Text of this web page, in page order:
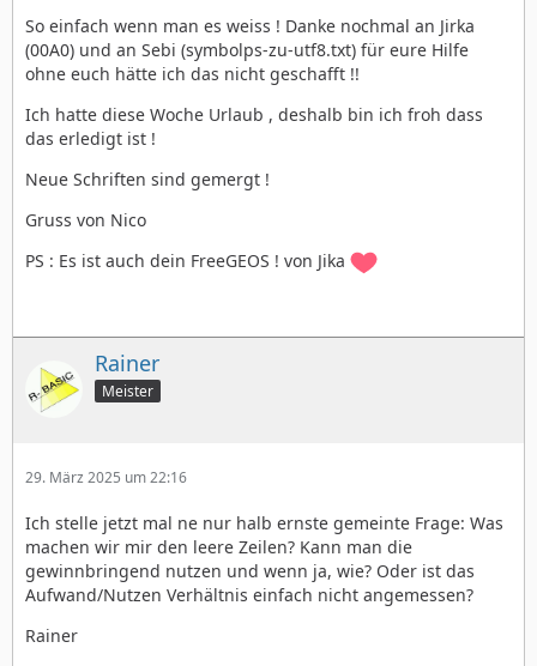
So einfach wenn man es weiss ! Danke nochmal an Jirka
(00A0) und an Sebi (symbolps-zu-utf8.txt) für eure Hilfe
ohne euch hätte ich das nicht geschafft !!
Ich hatte diese Woche Urlaub , deshalb bin ich froh dass
das erledigt ist !
Neue Schriften sind gemergt !
Gruss von Nico
PS : Es ist auch dein FreeGEOS ! von Jika
Rainer
Meister
29. März 2025 um 22:16
Ich stelle jetzt mal ne nur halb ernste gemeinte Frage: Was
machen wir mir den leere Zeilen? Kann man die
gewinnbringend nutzen und wenn ja, wie? Oder ist das
Aufwand/Nutzen Verhältnis einfach nicht angemessen?
Rainer